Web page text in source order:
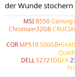
der Wunde stochern
MSI B550Gaming
Chromax•32GB
COR MP510 500GB•
DELL S2721DGFA